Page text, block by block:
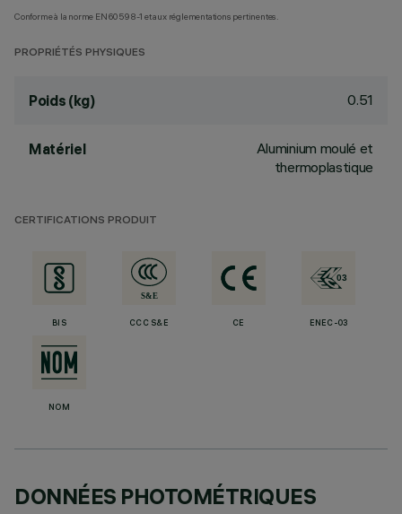
Conforme à la norme EN60598-1 et aux réglementations pertinentes.
PROPRIÉTÉS PHYSIQUES
Poids (kg) 0.51
Matériel
Aluminium moulé et
thermoplastique
CERTIFICATIONS PRODUIT
BIS CCC S&E CE ENEC-03
NOM
DONNÉES PHOTOMÉTRIQUES